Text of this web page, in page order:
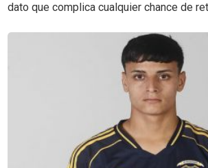
dato que complica cualquier chance de